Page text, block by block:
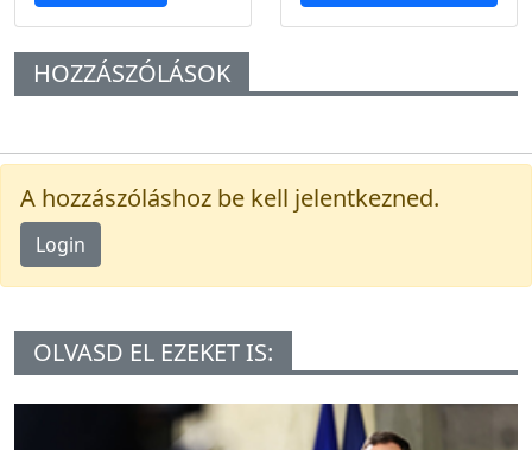
HOZZÁSZÓLÁSOK
A hozzászóláshoz be kell jelentkezned.
Login
OLVASD EL EZEKET IS: